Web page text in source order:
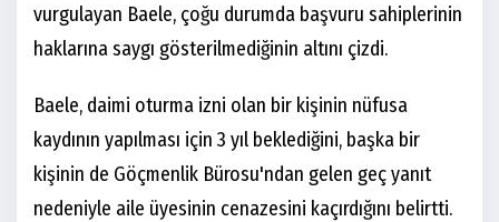
vurgulayan Baele, çoğu durumda başvuru sahiplerinin
haklarına saygı gösterilmediğinin altını çizdi.
Baele, daimi oturma izni olan bir kişinin nüfusa
kaydının yapılması için 3 yıl beklediğini, başka bir
kişinin de Göçmenlik Bürosu'ndan gelen geç yanıt
nedeniyle aile üyesinin cenazesini kaçırdığını belirtti.